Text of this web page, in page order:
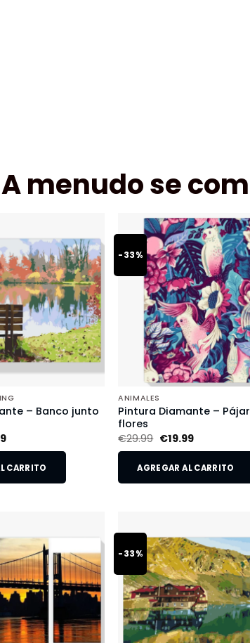
A menudo se
– Banco junto
CARRITO
-33%
ANIMALES
Pintura Diamante –
flores
€29.99 €19.99
AGREGAR AL CARRITO
-33%